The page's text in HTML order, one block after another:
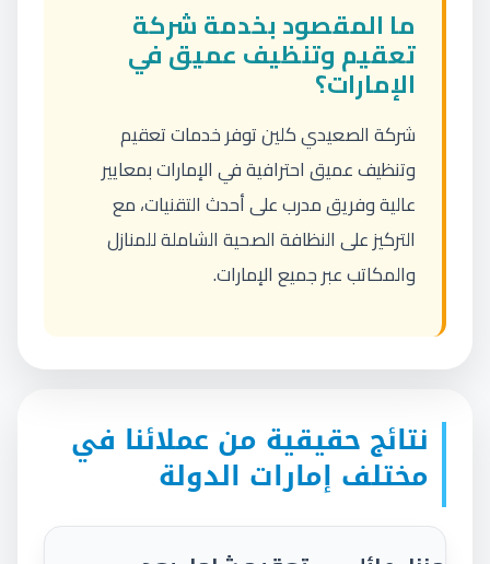
ما المقصود بخدمة شركة
تعقيم وتنظيف عميق في
الإمارات؟
شركة الصعيدي كلين توفر خدمات تعقيم
وتنظيف عميق احترافية في الإمارات بمعايير
عالية وفريق مدرب على أحدث التقنيات، مع
التركيز على النظافة الصحية الشاملة للمنازل
والمكاتب عبر جميع الإمارات.
نتائج حقيقية من عملائنا في
مختلف إمارات الدولة